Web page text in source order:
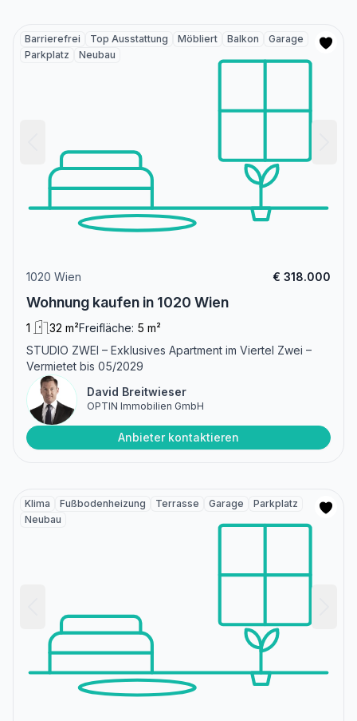
Barrierefrei Top Ausstattung Möbliert Balkon
Garage
Parkplatz
Neubau
1020 Wien € 318.000
Wohnung kaufen in 1020 Wien
1 32 m²Freifläche: 5 m²
STUDIO ZWEI – Exklusives Apartment im Viertel Zwei –
Vermietet bis 05/2029
David Breitwieser
OPTIN Immobilien GmbH
Anbieter kontaktieren
Klima Fußbodenheizung Terrasse Garage
Parkplatz
Neubau